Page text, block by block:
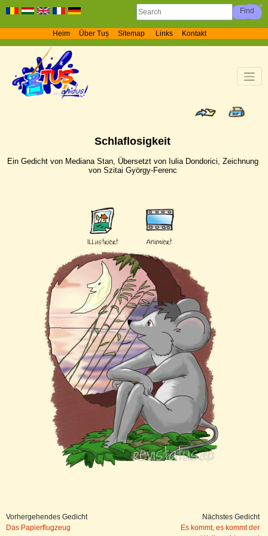
Heim Über Tuș Sitemap Links Kontakt
Schlaflosigkeit
Ein Gedicht von Mediana Stan, Übersetzt von Iulia Dondorici, Zeichnung
von Szitai György-Ferenc
Vorhergehendes Gedicht
Das Papierflugzeug
Nächstes Gedicht
Es kommt, es kommt der